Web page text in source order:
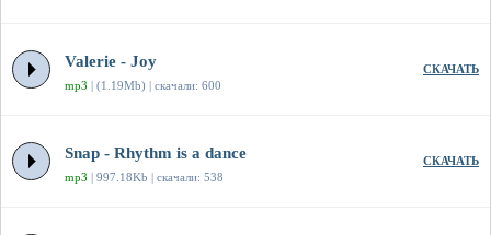
Valerie - Joy
mp3 | (1.19Mb) | скачали: 600
СКАЧАТЬ
Snap - Rhythm is a dance
mp3 | 997.18Kb | скачали: 538
СКАЧАТЬ